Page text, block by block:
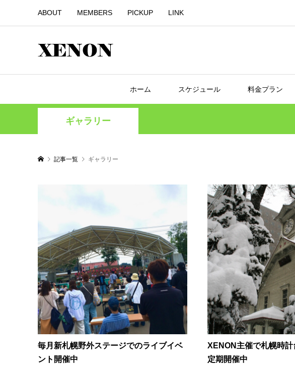
ABOUT MEMBERS PICKUP LINK
ホーム スケジュール 料金プラン
ギャラリー
記事一覧 ギャラリー
毎月新札幌野外ステージでのライブイベ
ント開催中
XENON主催で札幌時計
定期開催中